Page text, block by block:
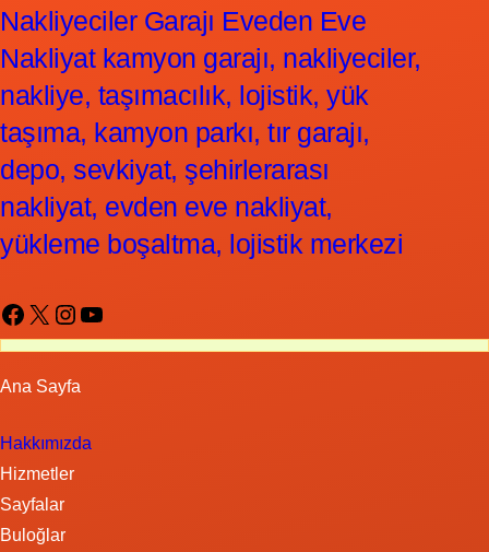
Nakliyeciler Garajı Eveden Eve
Nakliyat kamyon garajı, nakliyeciler,
nakliye, taşımacılık, lojistik, yük
taşıma, kamyon parkı, tır garajı,
depo, sevkiyat, şehirlerarası
nakliyat, evden eve nakliyat,
yükleme boşaltma, lojistik merkezi
Facebook X Instagram YouTube
Ana Sayfa
Hakkımızda
Hizmetler
Sayfalar
Buloğlar